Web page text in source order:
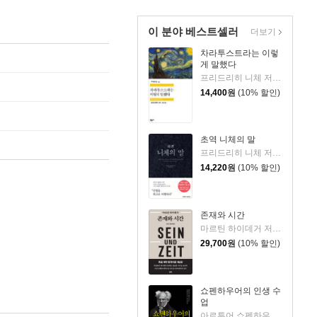
이 분야 베스트셀러
차라투스트라는 이렇
게 말했다
프리드리히 니체 저/장희창 역
14,400원 (10% 할인)
초역 니체의 말
프리드리히 니체 저/시라토리 하루히코 편
14,220원 (10% 할인)
존재와 시간
마르틴 하이데거 저/이기상 역
29,700원 (10% 할인)
쇼펜하우어의 인생 수
업
더보기